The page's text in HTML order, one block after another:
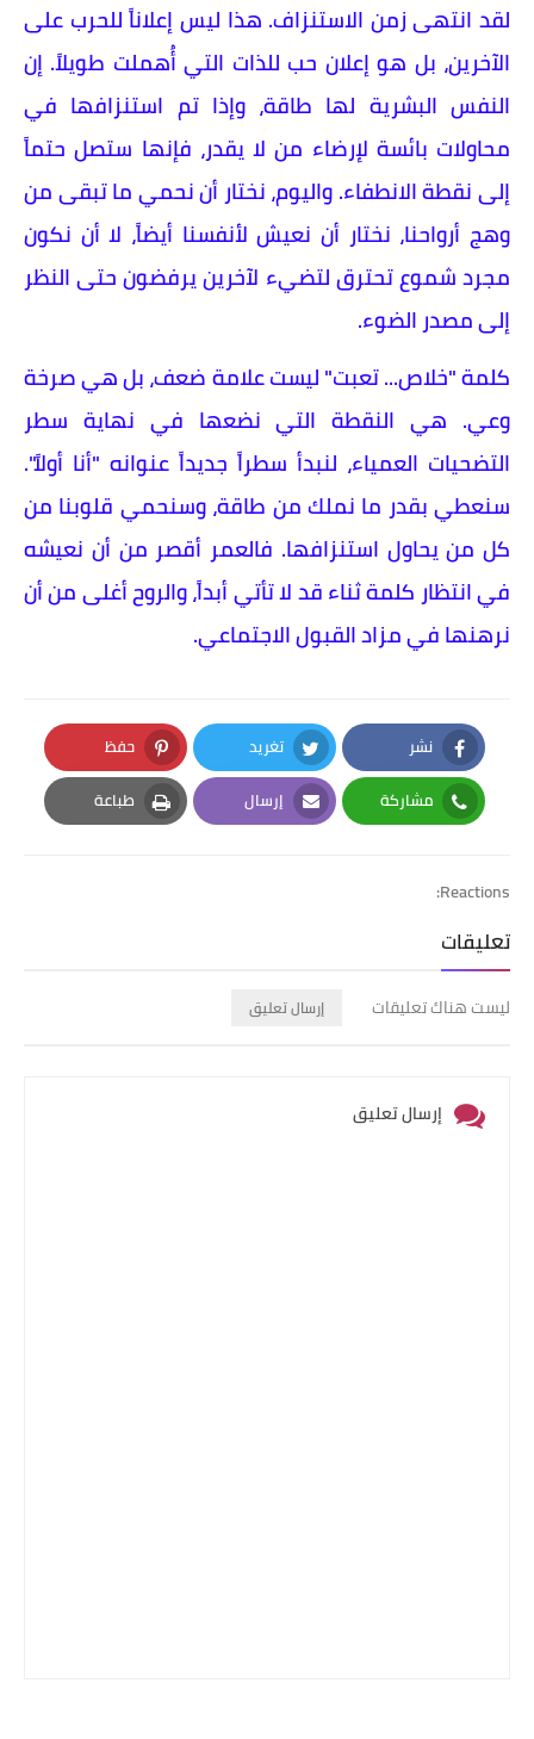
​لقد انتهى زمن الاستنزاف. هذا ليس إعلاناً للحرب على
الآخرين، بل هو إعلان حب للذات التي أُهملت طويلاً. إن
النفس البشرية لها طاقة، وإذا تم استنزافها في
محاولات بائسة لإرضاء من لا يقدر، فإنها ستصل حتماً
إلى نقطة الانطفاء. واليوم، نختار أن نحمي ما تبقى من
وهج أرواحنا، نختار أن نعيش لأنفسنا أيضاً، لا أن نكون
مجرد شموع تحترق لتضيء لآخرين يرفضون حتى النظر
إلى مصدر الضوء.
​كلمة "خلاص... تعبت" ليست علامة ضعف، بل هي صرخة
وعي. هي النقطة التي نضعها في نهاية سطر
التضحيات العمياء، لنبدأ سطراً جديداً عنوانه "أنا أولاً".
سنعطي بقدر ما نملك من طاقة، وسنحمي قلوبنا من
كل من يحاول استنزافها. فالعمر أقصر من أن نعيشه
في انتظار كلمة ثناء قد لا تأتي أبداً، والروح أغلى من أن
نرهنها في مزاد القبول الاجتماعي.
نشر
Facebook
تغريد
Twitter
حفظ
Pinterest
مشاركة
Whatsapp
إرسال
Email
طباعة
Print
Reactions:
تعليقات
ليست هناك تعليقات إرسال تعليق
إرسال تعليق